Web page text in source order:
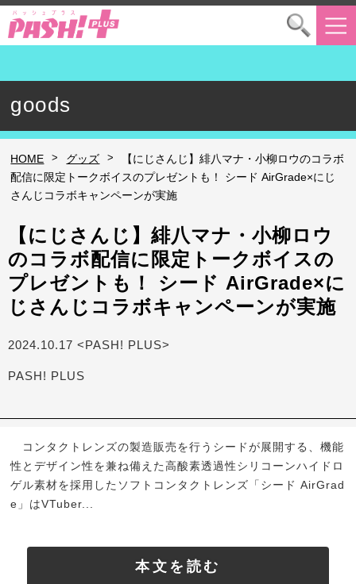
goods
HOME > グッズ >
【にじさんじ】緋八マナ・小柳ロウのコラボ
配信に限定トークボイスのプレゼントも！ シード AirGrade×にじ
さんじコラボキャンペーンが実施
【にじさんじ】緋八マナ・小柳ロウ
のコラボ配信に限定トークボイスの
プレゼントも！ シード AirGrade×に
じさんじコラボキャンペーンが実施
2024.10.17 <PASH! PLUS>
PASH! PLUS
コンタクトレンズの製造販売を行うシードが展開する、機能
性とデザイン性を兼ね備えた高酸素透過性シリコーンハイドロ
ゲル素材を採用したソフトコンタクトレンズ「シード AirGrad
e」はVTuber...
本文を読む